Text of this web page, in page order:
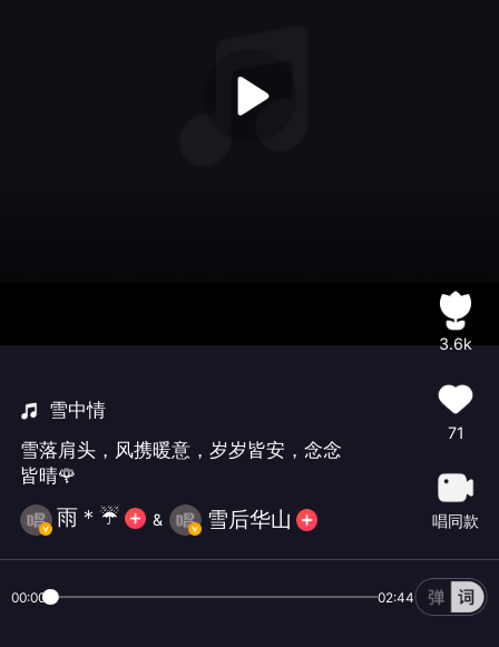
雪中情
雪落肩头，风携暖意，岁岁皆安，念念
皆晴🌹
雨＊☔️ & 雪后华山
3.6k
71
唱同款
00:00 02:44